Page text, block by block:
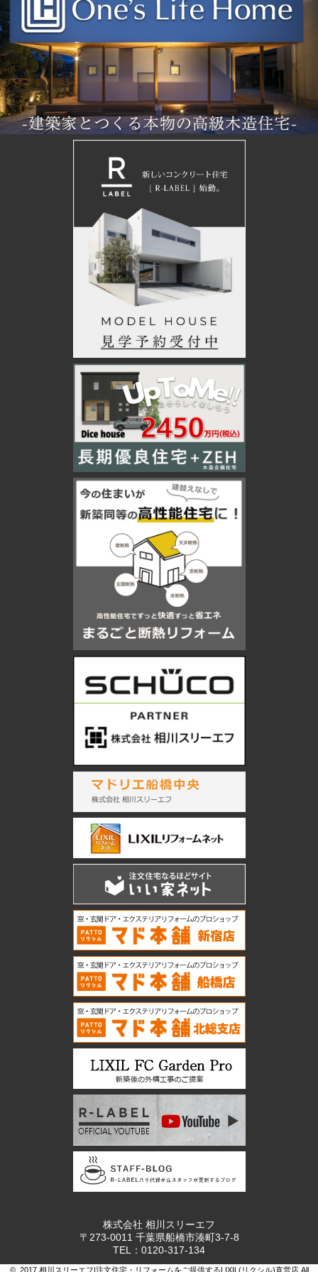
株式会社 相川スリーエフ
〒273-0011 千葉県船橋市湊町3-7-8
TEL：0120-317-134
© 2017 相川スリーエフ|注文住宅・リフォームをご提供するLIXIL(リクシル)直営店 All